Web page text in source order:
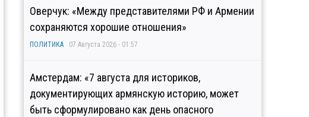
Оверчук: «Между представителями РФ и Армении
сохраняются хорошие отношения»
ПОЛИТИКА 07 Августа 2026 - 01:57
Амстердам: «7 августа для историков,
документирующих армянскую историю, может
быть сформулировано как день опасного